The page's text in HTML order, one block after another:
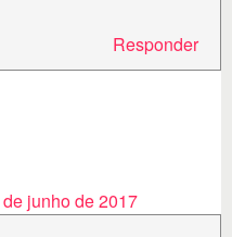
Responder
junho de 2017